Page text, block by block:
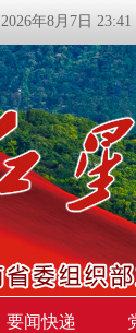
2026年8月7日
要闻快递